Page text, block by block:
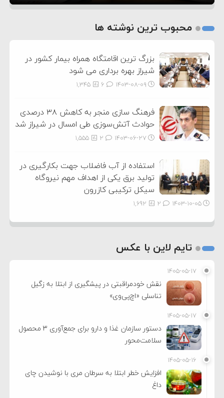
2
محبوب ترین نوشته ها
بزرگ ترین اقامتگاه همراه بیمار کشور در
شیراز بهره برداری می شود
۱۴۰۳-۰۸-۰۹ 1,345
فرهنگ سازی منجر به کاهش ۳۸ درصدی
حوادث آتش‌سوزی طی امسال در شیراز شد
۱۴۰۳-۰۶-۲۷ 1,555
استفاده از آب فاضلاب جهت بکارگیری در
تولید برق یکی از اهداف مهم نیروگاه
سیکل ترکیبی کازرون
۱۴۰۳-۱۰-۰۵ 1,692
تایم لاین با عکس
۱۴۰۵-۰۵-۱۷
نقش خودمراقبتی در پیشگیری از ابتلا به زگیل
تناسلی «اچ‌پی‌وی»
۱۴۰۵-۰۵-۱۷
دستور سازمان غذا و دارو برای جمع‌آوری ۳ محصول
سلامت‌محور
۱۴۰۵-۰۵-۱۶
افزایش خطر ابتلا به سرطان مری با نوشیدن چای
داغ